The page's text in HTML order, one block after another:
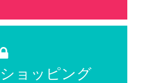
ョッピング